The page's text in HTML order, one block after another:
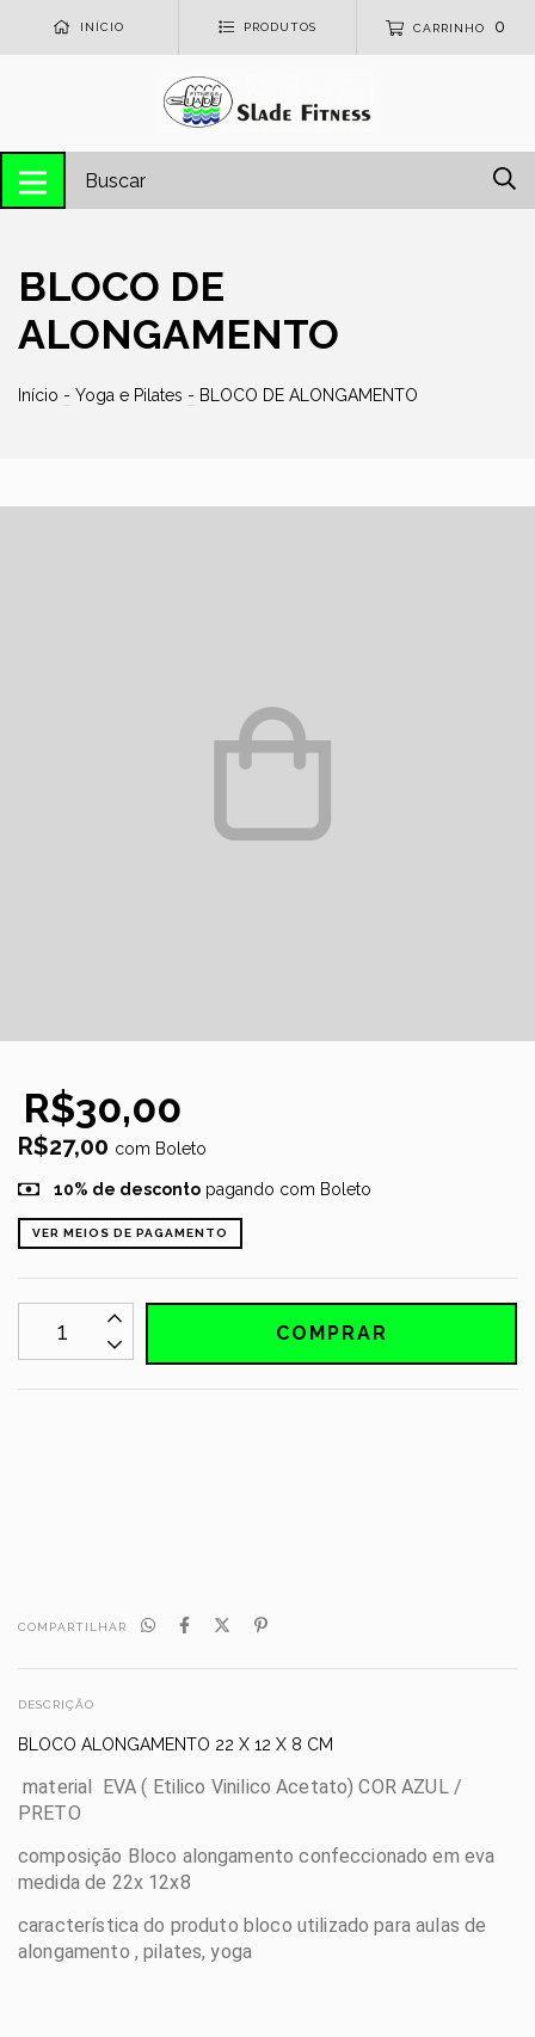
INÍCIO PRODUTOS CARRINHO 0
BLOCO DE
ALONGAMENTO
Início - Yoga e Pilates - BLOCO DE ALONGAMENTO
R$30,00
R$27,00 com Boleto
10% de descontopagando com Boleto
VER MEIOS DE PAGAMENTO
COMPARTILHAR
DESCRIÇÃO
BLOCO ALONGAMENTO 22 X 12 X 8 CM
material EVA ( Etilico Vinilico Acetato) COR AZUL /
PRETO
composição Bloco alongamento confeccionado em eva
medida de 22x 12x8
característica do produto bloco utilizado para aulas de
alongamento , pilates, yoga